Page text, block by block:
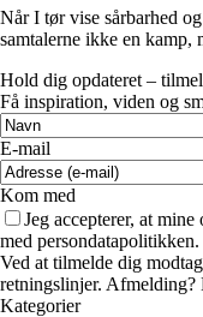
Når I tør vise sårbarhed
samtalerne ikke en kamp,
Hold dig opdateret –
Få inspiration, viden og
E-mail
Kom med
Jeg accepterer, at
med persondatapolitikken.
Ved at tilmelde dig
retningslinjer. Afmelding?
Kategorier